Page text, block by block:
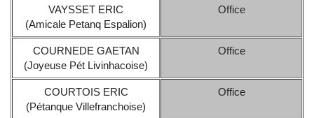
VAYSSET ERIC
(Amicale Petanq Espalion)
Office
COURNEDE GAETAN
(Joyeuse Pét Livinhacoise)
Office
COURTOIS ERIC
(Pétanque Villefranchoise)
Office